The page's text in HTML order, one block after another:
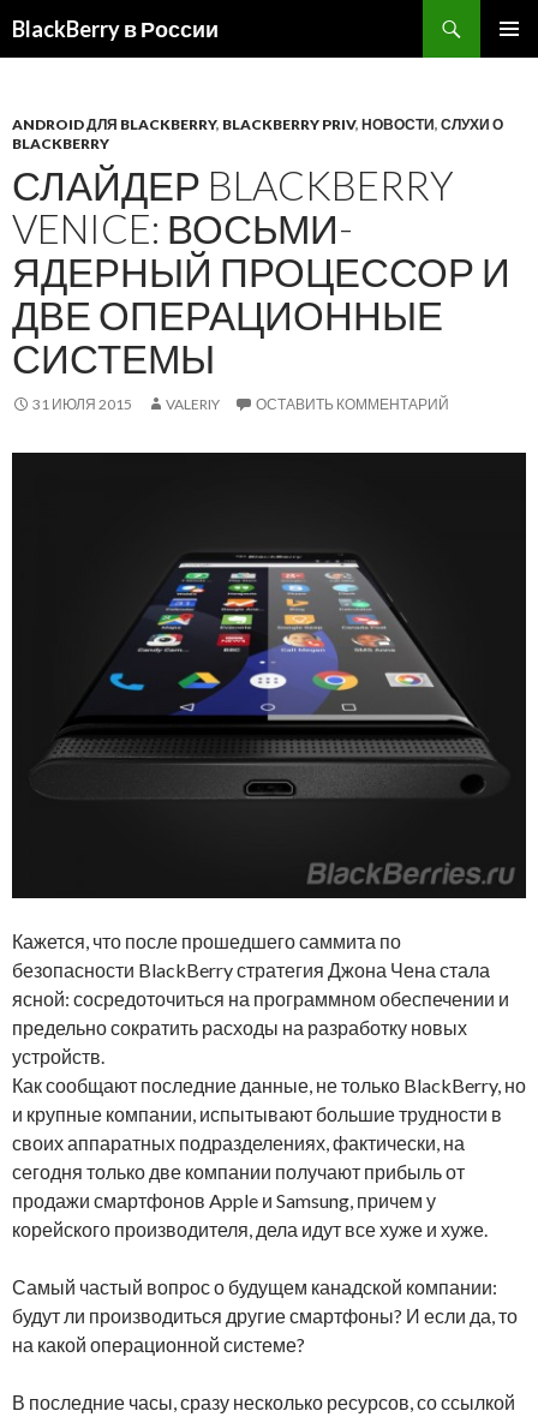
BlackBerry в России
ANDROID ДЛЯ BLACKBERRY, BLACKBERRY PRIV, НОВОСТИ, СЛУХИ О
BLACKBERRY
СЛАЙДЕР BLACKBERRY
VENICE: ВОСЬМИ-
ЯДЕРНЫЙ ПРОЦЕССОР И
ДВЕ ОПЕРАЦИОННЫЕ
СИСТЕМЫ
31 ИЮЛЯ 2015 VALERIY ОСТАВИТЬ КОММЕНТАРИЙ
Кажется, что после прошедшего саммита по
безопасности BlackBerry стратегия Джона Чена стала
ясной: сосредоточиться на программном обеспечении и
предельно сократить расходы на разработку новых
устройств.
Как сообщают последние данные, не только BlackBerry, но
и крупные компании, испытывают большие трудности в
своих аппаратных подразделениях, фактически, на
сегодня только две компании получают прибыль от
продажи смартфонов Apple и Samsung, причем у
корейского производителя, дела идут все хуже и хуже.
Самый частый вопрос о будущем канадской компании:
будут ли производиться другие смартфоны? И если да, то
на какой операционной системе?
В последние часы, сразу несколько ресурсов, со ссылкой